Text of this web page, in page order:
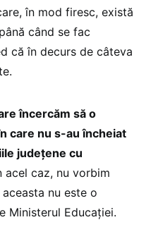
în mod firesc, există
când se fac
că în decurs de câteva
încercăm să o
care nu s-au încheiat
județene cu
acel caz, nu vorbim
nu este o
Ministerul Educației.